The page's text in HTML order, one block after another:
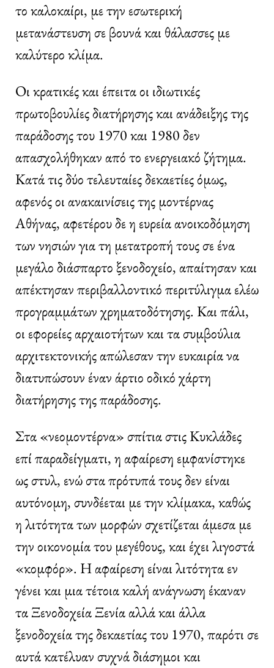
το καλοκαίρι, με την εσωτερική
μετανάστευση σε βουνά και θάλασσες με
καλύτερο κλίμα.
Οι κρατικές και έπειτα οι ιδιωτικές
πρωτοβουλίες διατήρησης και ανάδειξης της
παράδοσης του 1970 και 1980 δεν
απασχολήθηκαν από το ενεργειακό ζήτημα.
Κατά τις δύο τελευταίες δεκαετίες όμως,
αφενός οι ανακαινίσεις της μοντέρνας
Αθήνας, αφετέρου δε η ευρεία ανοικοδόμηση
των νησιών για τη μετατροπή τους σε ένα
μεγάλο διάσπαρτο ξενοδοχείο, απαίτησαν και
απέκτησαν περιβαλλοντικό περιτύλιγμα ελέω
προγραμμάτων χρηματοδότησης. Και πάλι,
οι εφορείες αρχαιοτήτων και τα συμβούλια
αρχιτεκτονικής απώλεσαν την ευκαιρία να
διατυπώσουν έναν άρτιο οδικό χάρτη
διατήρησης της παράδοσης.
Στα «νεομοντέρνα» σπίτια στις Κυκλάδες
επί παραδείγματι, η αφαίρεση εμφανίστηκε
ως στυλ, ενώ στα πρότυπά τους δεν είναι
αυτόνομη, συνδέεται με την κλίμακα, καθώς
η λιτότητα των μορφών σχετίζεται άμεσα με
την οικονομία του μεγέθους, και έχει λιγοστά
«κομφόρ». Η αφαίρεση είναι λιτότητα εν
γένει και μια τέτοια καλή ανάγνωση έκαναν
τα Ξενοδοχεία Ξενία αλλά και άλλα
ξενοδοχεία της δεκαετίας του 1970, παρότι σε
αυτά κατέλυαν συχνά διάσημοι και